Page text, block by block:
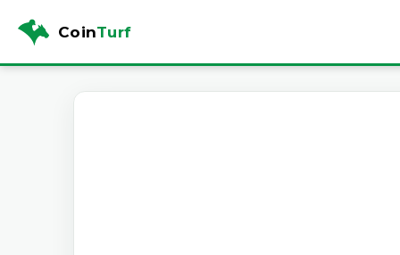
CoinTurf